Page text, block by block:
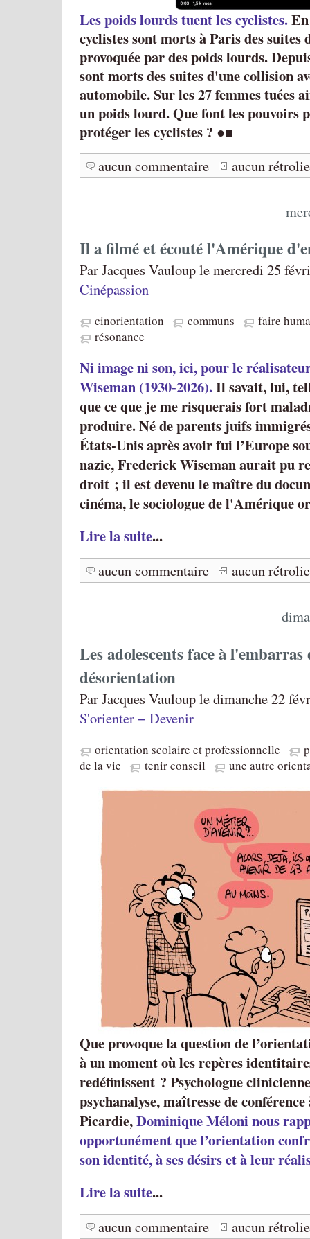
Les poids lourds tuent les cyclistes.
cyclistes sont morts à Paris des suites
provoquée par des poids lourds.
sont morts des suites d'une collision
automobile. Sur les 27 femmes tuées
un poids lourd. Que font les pouvoirs
protéger les cyclistes ? ●■
aucun commentaire
aucun
Il a filmé et écouté l'Amérique
Par Jacques Vauloup le mercredi 25
Cinépassion
cinorientation communs
faire
résonance
Ni image ni son, ici, pour le
Wiseman (1930-2026).Il savait, lui,
que ce que je me risquerais fort
produire. Né de parents juifs
États-Unis après avoir fui l’Europe
nazie, Frederick Wiseman aurait pu
droit ; il est devenu le maître du
cinéma, le sociologue de l'Amérique
Lire la suite...
aucun commentaire aucun
Les adolescents face à
désorientation
Par Jacques Vauloup le dimanche 22
S'orienter − Devenir
orientation scolaire et professionnelle
de la vie
tenir conseil une autre
Que provoque la question de
à un moment où les repères
redéfinissent ? Psychologue
psychanalyse, maîtresse de
Picardie,Dominique Méloni nous
opportunément que l’orientation
son identité, à ses désirs et à leur
Lire la suite...
aucun commentaire aucun